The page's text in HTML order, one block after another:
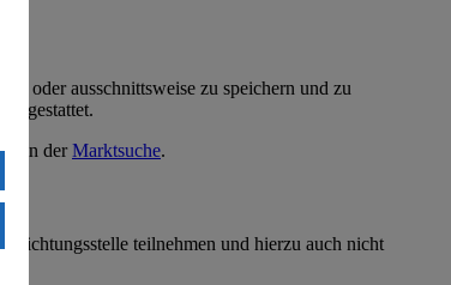
oder ausschnittsweise zu speichern und zu
gestattet.
in derMarktsuche.
teilnehmen und hierzu auch nicht